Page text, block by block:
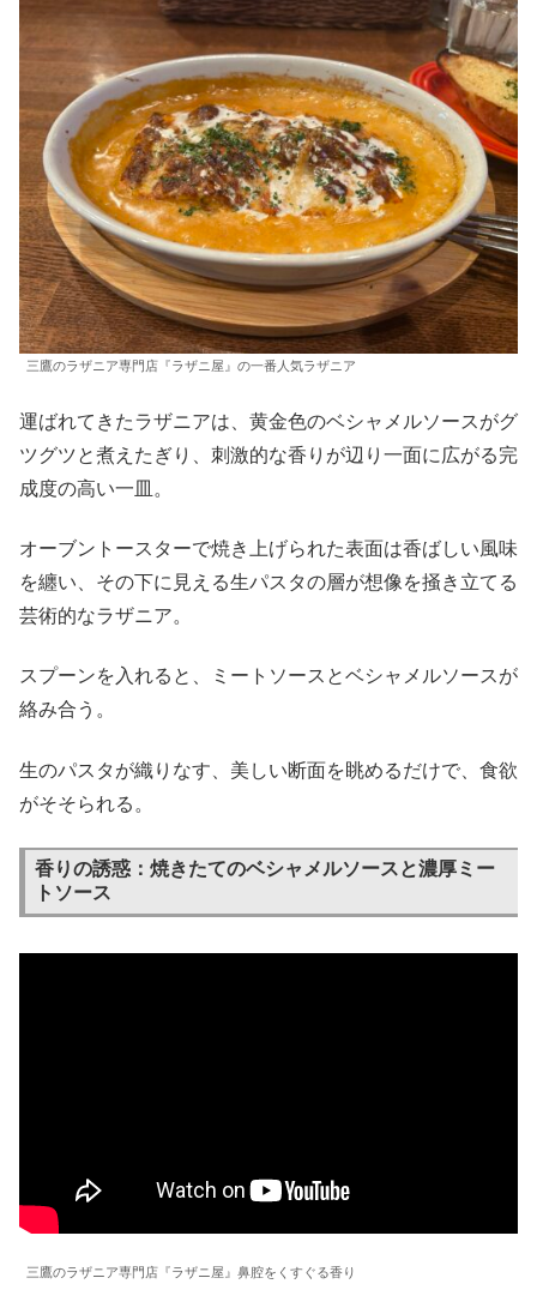
三鷹のラザニア専門店『ラザニ屋』の一番人気ラザニア
運ばれてきたラザニアは、黄金色のベシャメルソースがグ
ツグツと煮えたぎり、刺激的な香りが辺り一面に広がる完
成度の高い一皿。
オーブントースターで焼き上げられた表面は香ばしい風味
を纏い、その下に見える生パスタの層が想像を掻き立てる
芸術的なラザニア。
スプーンを入れると、ミートソースとベシャメルソースが
絡み合う。
生のパスタが織りなす、美しい断面を眺めるだけで、食欲
がそそられる。
香りの誘惑：焼きたてのベシャメルソースと濃厚ミー
トソース
三鷹のラザニア専門店『ラザニ屋』鼻腔をくすぐる香り